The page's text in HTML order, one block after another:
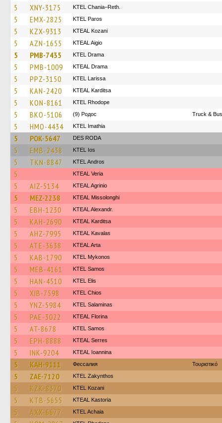
5 XNY-3175 KTEL Chania–Reth.
5 EMX-2825 KTEL Paros
5 KZX-9313 KTEAL Kozani
5 AZN-1655 KTEAL Aigio
5 PMB-7435 KTEL Drama
5 PMB-1009 KTEAL Drama
5 PPZ-3150 KTEL Larissa
5 KAN-2420 KTEAL Karditsa
5 KON-8161 KTEL Rhodope
5 BKO-5106 (9) Родос Truck &
5 HMO-4434 KTEL Imathia
5 POK-5647 DES RODA
5 EMB-2438 KTEL Ios
5 TKN-8847 KTEL Andros
5 KTEAL Veria
5 AIZ-5134 KTEAL Agrinio
5 MEZ-2238 KTEAL Missolonghi
5 EBH-1230 KTEAL Alexandr.
5 KAH-2690 KTEAL Karditsa
5 AHZ-7995 KTEAL Kavalas
5 ATE-3638 KTEAL Arta
5 KAB-1790 KTEL Mykonos
5 MEB-4161 KTEL Samos
5 HAN-4510 KTEL Elis
5 XIB-7598 KTEL Chios
5 YNZ-5984 KTEL Salaminas
5 PAE-3022 KTEAL Florina
5 AT-8678 KTEL Samos
5 EPH-8888 KTEAL Serres
5 INK-9204 KTEAL Ioannina
5 KAH-9111 Фессалия Τουριστικό
5 ZAE-7120 KTEL Zakynthos
5 KZK-8370 ΚΤΕL Kozani
5 KTB-5655 KTEAL Kastoria
5 AXX-6677 KTEL Achaia